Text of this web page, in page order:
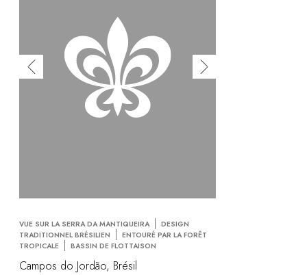
VUE SUR LA SERRA DA MANTIQUEIRA
DESIGN
TRADITIONNEL BRÉSILIEN
ENTOURÉ PAR LA FORÊT
TROPICALE
BASSIN DE FLOTTAISON
Campos do Jordão, Brésil